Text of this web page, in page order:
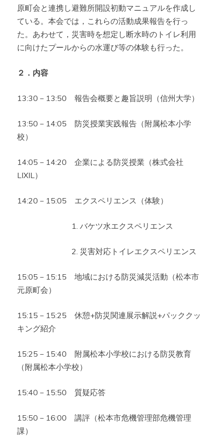
原町会と連携し避難所開設初動マニュアルを作成し
ている。本会では，これらの活動成果報告を行っ
た。あわせて，災害時を想定し断水時のトイレ利用
に向けたプールからの水運び等の体験も行った。
２．内容
13:30－13:50 報告会概要と趣旨説明（信州大学）
13:50－14:05 防災授業実践報告（附属松本小学
校）
14:05－14:20 企業による防災授業（株式会社
LIXIL）
14:20－15:05 エクスペリエンス（体験）
1. バケツ水エクスペリエンス
2. 災害対応トイレエクスペリエンス
15:05－15:15 地域における防災減災活動（松本市
元原町会）
15:15－15:25 休憩+防災関連展示解説+パッククッ
キング紹介
15:25－15:40 附属松本小学校における防災教育
（附属松本小学校）
15:40－15:50 質疑応答
15:50－16:00 講評（松本市危機管理部危機管理
課）